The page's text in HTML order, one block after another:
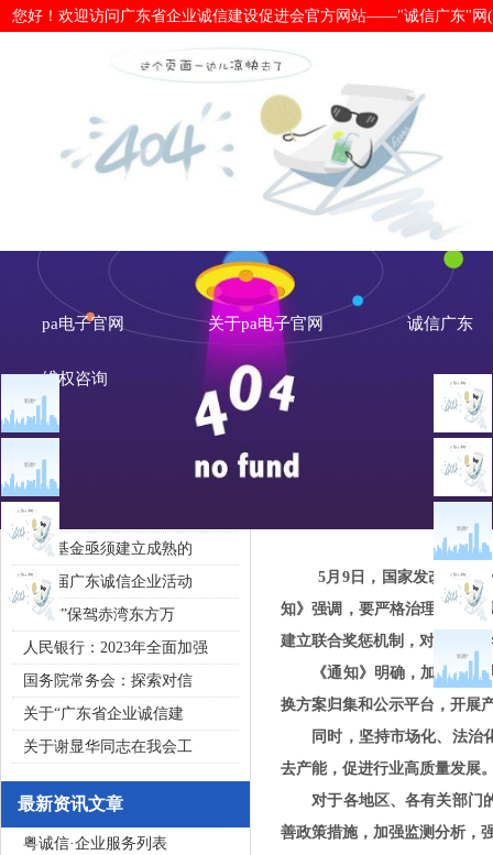
您好！欢迎访问广东省企业诚信建设促进会官方网站——"诚信广东"网
三部门：加快重点领域“僵尸”企业
戒-pa电子官网
pa电子官网 关于pa电子官网 诚信广东
维权咨询
文章点击排行
重大突发公共卫生事件一
2020广东省守合同重信用企
私募基金亟须建立成熟的
第五届广东诚信企业活动
“诚信”保驾赤湾东方万
人民银行：2023年全面加强
国务院常务会：探索对信
关于“广东省企业诚信建
关于谢显华同志在我会工
最新资讯文章
粤诚信·企业服务列表
诚信新闻
5月9日，国家发改委、工信
知》强调，要严格治理违法违
建立联合奖惩机制，对列入“
《通知》明确，加大监管执
换方案归集和公示平台，开展
同时，坚持市场化、法治化
去产能，促进行业高质量发展
对于各地区、各有关部门的
善政策措施，加强监测分析，